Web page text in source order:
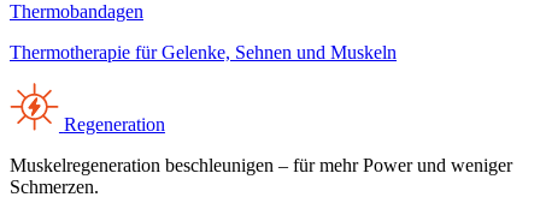
Thermobandagen
Thermotherapie für Gelenke, Sehnen und Muskeln
Regeneration
Muskelregeneration beschleunigen – für mehr Power und weniger
Schmerzen.